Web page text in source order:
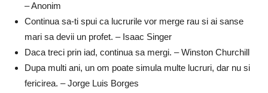
– Anonim
Continua sa-ti spui ca lucrurile vor merge rau si ai sanse
mari sa devii un profet. – Isaac Singer
Daca treci prin iad, continua sa mergi. – Winston Churchill
Dupa multi ani, un om poate simula multe lucruri, dar nu si
fericirea. – Jorge Luis Borges